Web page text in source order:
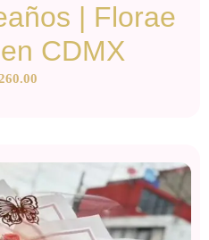
| Florae
CDMX